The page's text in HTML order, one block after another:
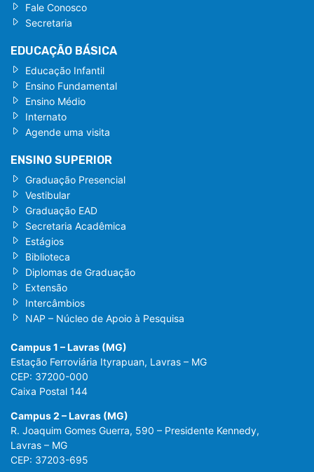
Fale Conosco
Secretaria
EDUCAÇÃO BÁSICA
Educação Infantil
Ensino Fundamental
Ensino Médio
Internato
Agende uma visita
ENSINO SUPERIOR
Graduação Presencial
Vestibular
Graduação EAD
Secretaria Acadêmica
Estágios
Biblioteca
Diplomas de Graduação
Extensão
Intercâmbios
NAP – Núcleo de Apoio à Pesquisa
Campus 1 – Lavras (MG)
Estação Ferroviária Ityrapuan, Lavras – MG
CEP: 37200-000
Caixa Postal 144
Campus 2 – Lavras (MG)
R. Joaquim Gomes Guerra, 590 – Presidente Kennedy,
Lavras – MG
CEP: 37203-695